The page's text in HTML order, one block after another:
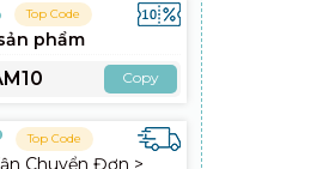
Top Code
phẩm
Copy
Top Code
Chuyển Đơn >